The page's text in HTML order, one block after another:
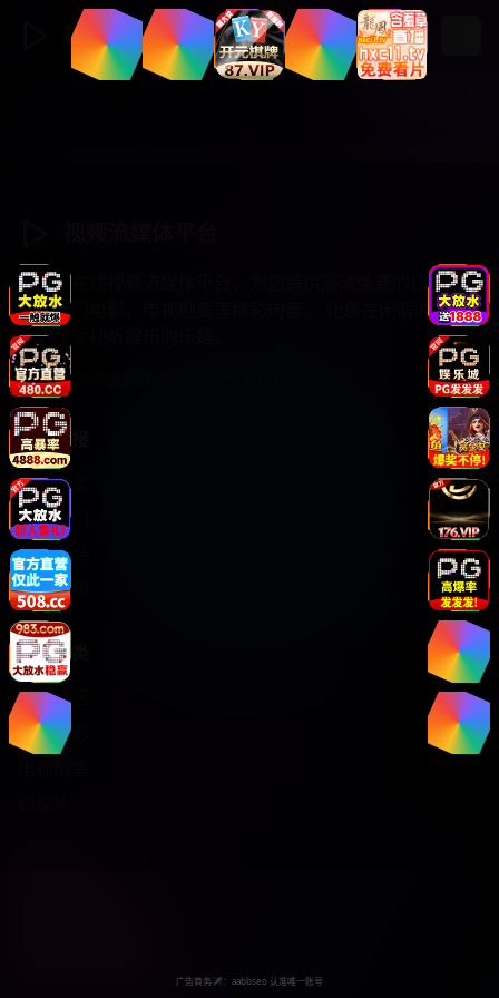
视频流媒体 登录 注册
专业的在线视频流媒体平台，为您提供高清免费的日韩综
艺、热门电影、电视剧集等精彩内容。 让您在闲暇时光中
尽情享受视听娱乐的乐趣。
© 2025 视频流媒体平台. 保留所有权利.
快速链接
视频分类
关于我们
服务支持
版权声明
热门分类
日韩综艺
热门电影